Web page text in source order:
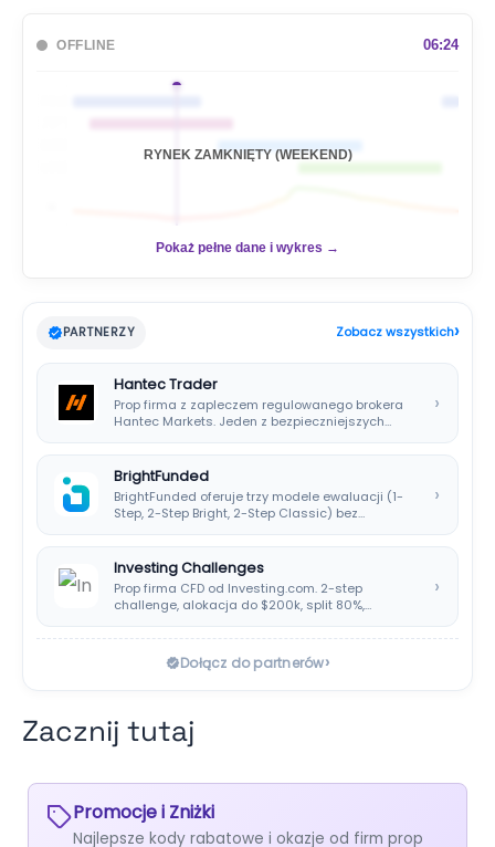
OFFLINE 06:24
RYNEK ZAMKNIĘTY (WEEKEND)
Pokaż pełne dane i wykres →
PARTNERZY Zobacz wszystkich›
Hantec Trader
Prop firma z zapleczem regulowanego brokera
Hantec Markets. Jeden z bezpieczniejszych
›
BrightFunded
BrightFunded oferuje trzy modele ewaluacji (1-
Step, 2-Step Bright, 2-Step Classic) bez
›
Investing Challenges
Prop firma CFD od Investing.com. 2-step
challenge, alokacja do $200k, split 80%,
›
Dołącz do partnerów›
Zacznij tutaj
Promocje i Zniżki
Najlepsze kody rabatowe i okazje od firm prop